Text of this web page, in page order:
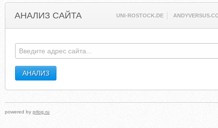
АНАЛИЗ САЙТА UNI-ROSTOCK.DE
powered by prlog.ru